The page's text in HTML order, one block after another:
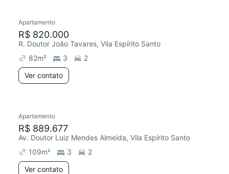
Apartamento
R$ 820.000
R. Doutor João Tavares, Vila Espírito Santo
82m² 3
2
Ver contato
Apartamento
R$ 889.677
Av. Doutor Luiz Mendes Almeida, Vila Espírito Santo
109m² 3
2
Ver contato